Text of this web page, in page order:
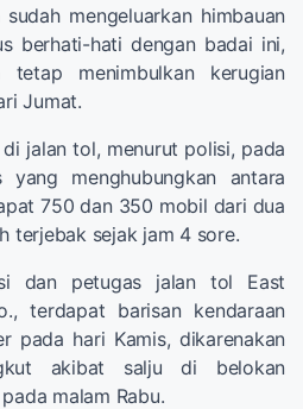
mengeluarkan himbauan
berhati-hati dengan badai ini,
menimbulkan kerugian
Jumat.
jalan tol, menurut polisi, pada
yang menghubungkan antara
750 dan 350 mobil dari dua
terjebak sejak jam 4 sore.
dan petugas jalan tol East
terdapat barisan kendaraan
pada hari Kamis, dikarenakan
akibat salju di belokan
malam Rabu.